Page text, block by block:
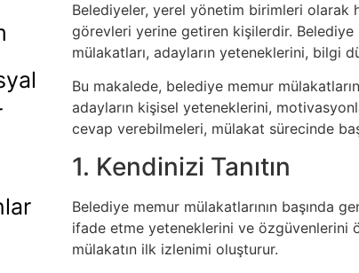
Belediyeler, yerel yönetim birimleri olarak
görevleri yerine getiren kişilerdir.
mülakatları, adayların yeteneklerini, bilgi
Bu makalede, belediye memur
adayların kişisel yeteneklerini,
cevap verebilmeleri, mülakat sürecinde
1. Kendinizi Tanıtın
Belediye memur mülakatlarının başında
ifade etme yeteneklerini ve özgüvenlerini
mülakatın ilk izlenimi oluşturur.